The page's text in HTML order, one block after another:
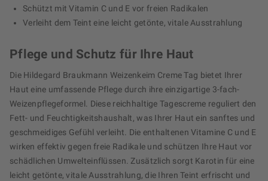
Schützt mit Vitamin C und E vor freien Radikalen
Verleiht dem Teint eine leicht getönte, vitale Ausstrahlung
Pflege und Schutz für Ihre Haut
Die Hildegard Braukmann Weizenkeim Creme Tag bietet Ihrer
Haut eine umfassende Pflege durch ihre einzigartige 3-fach-
Weizenpflegeformel. Diese reichhaltige Tagescreme reguliert den
Fett- und Feuchtigkeitshaushalt, was Ihrer Haut ein sanftes und
geschmeidiges Gefühl verleiht. Die enthaltenen Vitamine C und E
wirken effektiv gegen freie Radikale und schützen Ihre Haut vor
schädlichen Umwelteinflüssen. Zusätzlich sorgt Karotin für eine
leicht getönte, vitale Ausstrahlung, die Ihren Teint erfrischt und